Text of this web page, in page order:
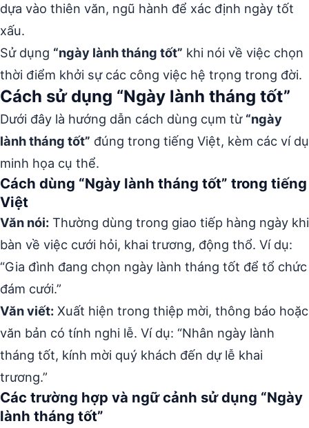
dựa vào thiên văn, ngũ hành để xác định ngày tốt
xấu.
Sử dụng “ngày lành tháng tốt” khi nói về việc chọn
thời điểm khởi sự các công việc hệ trọng trong đời.
Cách sử dụng “Ngày lành tháng tốt”
Dưới đây là hướng dẫn cách dùng cụm từ “ngày
lành tháng tốt” đúng trong tiếng Việt, kèm các ví dụ
minh họa cụ thể.
Cách dùng “Ngày lành tháng tốt” trong tiếng
Việt
Văn nói: Thường dùng trong giao tiếp hàng ngày khi
bàn về việc cưới hỏi, khai trương, động thổ. Ví dụ:
“Gia đình đang chọn ngày lành tháng tốt để tổ chức
đám cưới.”
Văn viết: Xuất hiện trong thiệp mời, thông báo hoặc
văn bản có tính nghi lễ. Ví dụ: “Nhân ngày lành
tháng tốt, kính mời quý khách đến dự lễ khai
trương.”
Các trường hợp và ngữ cảnh sử dụng “Ngày
lành tháng tốt”